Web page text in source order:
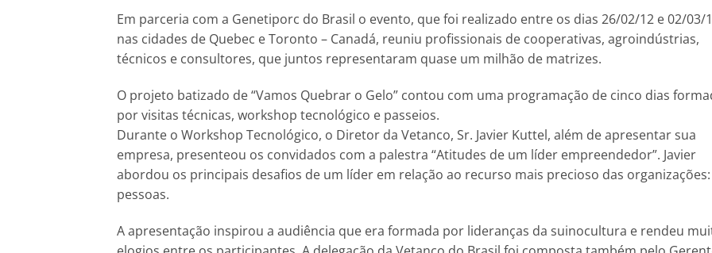
Em parceria com a Genetiporc do Brasil o evento, que foi realizado entre os dias 26/02/12 e 02/03/
nas cidades de Quebec e Toronto – Canadá, reuniu profissionais de cooperativas, agroindústrias,
técnicos e consultores, que juntos representaram quase um milhão de matrizes.
O projeto batizado de “Vamos Quebrar o Gelo” contou com uma programação de cinco dias
por visitas técnicas, workshop tecnológico e passeios.
Durante o Workshop Tecnológico, o Diretor da Vetanco, Sr. Javier Kuttel, além de apresentar sua
empresa, presenteou os convidados com a palestra “Atitudes de um líder empreendedor”. Javier
abordou os principais desafios de um líder em relação ao recurso mais precioso das
pessoas.
A apresentação inspirou a audiência que era formada por lideranças da suinocultura e rendeu